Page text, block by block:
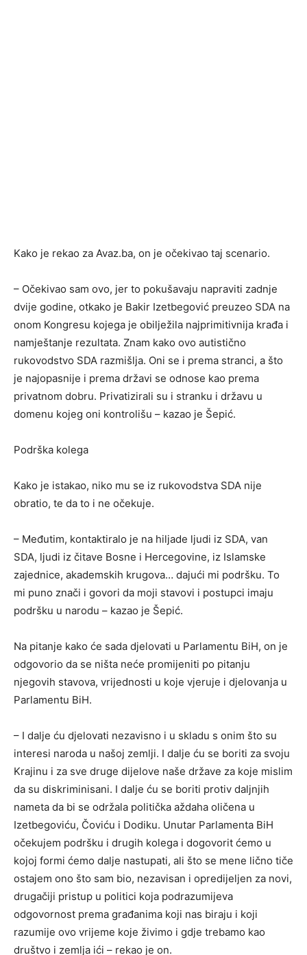
Kako je rekao za Avaz.ba, on je očekivao taj scenario.
– Očekivao sam ovo, jer to pokušavaju napraviti zadnje
dvije godine, otkako je Bakir Izetbegović preuzeo SDA na
onom Kongresu kojega je obilježila najprimitivnija krađa i
namještanje rezultata. Znam kako ovo autistično
rukovodstvo SDA razmišlja. Oni se i prema stranci, a što
je najopasnije i prema državi se odnose kao prema
privatnom dobru. Privatizirali su i stranku i državu u
domenu kojeg oni kontrolišu – kazao je Šepić.
Podrška kolega
Kako je istakao, niko mu se iz rukovodstva SDA nije
obratio, te da to i ne očekuje.
– Međutim, kontaktiralo je na hiljade ljudi iz SDA, van
SDA, ljudi iz čitave Bosne i Hercegovine, iz Islamske
zajednice, akademskih krugova… dajući mi podršku. To
mi puno znači i govori da moji stavovi i postupci imaju
podršku u narodu – kazao je Šepić.
Na pitanje kako će sada djelovati u Parlamentu BiH, on je
odgovorio da se ništa neće promijeniti po pitanju
njegovih stavova, vrijednosti u koje vjeruje i djelovanja u
Parlamentu BiH.
– I dalje ću djelovati nezavisno i u skladu s onim što su
interesi naroda u našoj zemlji. I dalje ću se boriti za svoju
Krajinu i za sve druge dijelove naše države za koje mislim
da su diskriminisani. I dalje ću se boriti protiv daljnjih
nameta da bi se održala politička aždaha oličena u
Izetbegoviću, Čoviću i Dodiku. Unutar Parlamenta BiH
očekujem podršku i drugih kolega i dogovorit ćemo u
kojoj formi ćemo dalje nastupati, ali što se mene lično tiče
ostajem ono što sam bio, nezavisan i opredijeljen za novi,
drugačiji pristup u politici koja podrazumijeva
odgovornost prema građanima koji nas biraju i koji
razumije ovo vrijeme koje živimo i gdje trebamo kao
društvo i zemlja ići – rekao je on.